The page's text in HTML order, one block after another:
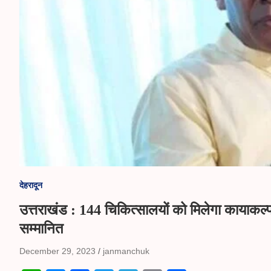
देहरादून
उत्तराखंड : 144 चिकित्सालयों को मिलेगा
सम्मानित
December 29, 2023 janmanchuk